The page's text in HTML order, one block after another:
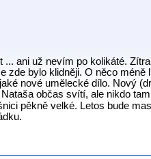
... ani už nevím po kolikáté.
zde bylo klidněji. O něco
nové umělecké dílo. Nový
Nataša občas svítí, ale nikdo
pěkně velké. Letos bude